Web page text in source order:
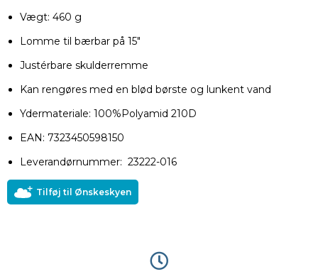
Vægt: 460 g
Lomme til bærbar på 15"
Justérbare skulderremme
Kan rengøres med en blød børste og lunkent vand
Ydermateriale: 100%Polyamid 210D
EAN: 7323450598150
Leverandørnummer: 23222-016
Tilføj til Ønskeskyen